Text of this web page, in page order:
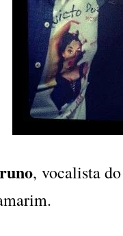
, vocalista do